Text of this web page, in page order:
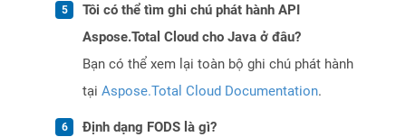
Tôi có thể tìm ghi chú phát hành API
Aspose.Total Cloud cho Java ở đâu?
Bạn có thể xem lại toàn bộ ghi chú phát hành
tại Aspose.Total Cloud Documentation.
Định dạng FODS là gì?